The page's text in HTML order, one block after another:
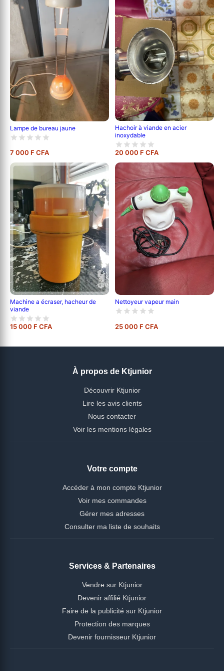
Lampe de bureau jaune
7 000 F CFA
Hachoir à viande en acier
inoxydable
20 000 F CFA
Machine a écraser, hacheur de
viande
15 000 F CFA
Nettoyeur vapeur main
25 000 F CFA
À propos de Ktjunior
Découvrir Ktjunior
Lire les avis clients
Nous contacter
Voir les mentions légales
Votre compte
Accéder à mon compte Ktjunior
Voir mes commandes
Gérer mes adresses
Consulter ma liste de souhaits
Services & Partenaires
Vendre sur Ktjunior
Devenir affilié Ktjunior
Faire de la publicité sur Ktjunior
Protection des marques
Devenir fournisseur Ktjunior